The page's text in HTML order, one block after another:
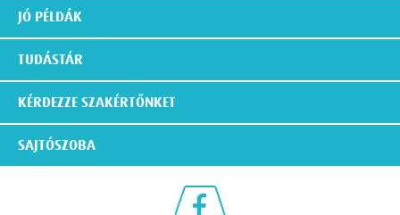
JÓ PÉLDÁK
TUDÁSTÁR
KÉRDEZZE SZAKÉRTŐNKET
SAJTÓSZOBA